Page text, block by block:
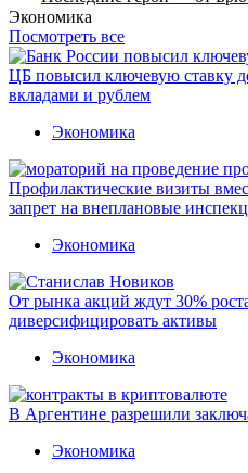
Экономика
Посмотреть все
ЦБ повысил ключевую ставку
вкладами и рублем
Экономика
Профилактические визиты
запрет на внеплановые
Экономика
От рынка акций ждут 30%
диверсифицировать активы
Экономика
В Аргентине разрешили
Экономика